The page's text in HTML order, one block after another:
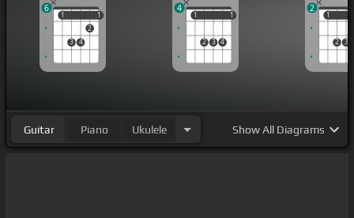
ていようかななんとも遠いって笑うのに次で終点[Db]
[Ebm] [Abm] [B] [Db]
[Ebm]よ[Abm] く知らない [Abm]
ように今の
雰囲気が[Abm]BTSでいつから[Db]
慣れていた感情愛情愛情拾わずにい
1
3 4
2
1
1 1
6
1
2 3 4
1
1 1
4
1
2 3
1
2
Guitar Piano Ukulele ShowAll Diagrams